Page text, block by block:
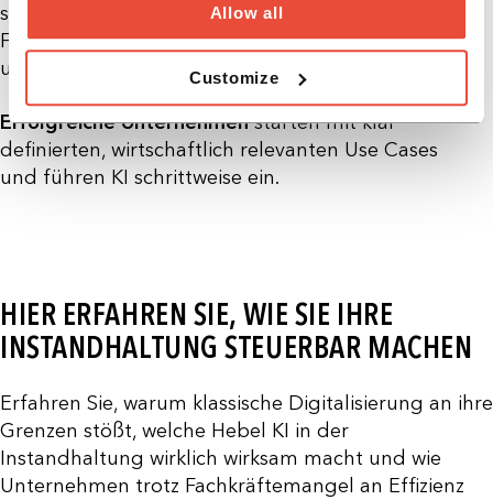
Allow all
Customize
sondern an: fehlenden Zielbildern, zu starkem Tool-
Fokus, unklaren Verantwortlichkeiten und
unrealistischen Erwartungen.
Erfolgreiche Unternehmenstarten mit klar
definierten, wirtschaftlich relevanten Use Cases
und führen KI schrittweise ein.
HIER ERFAHREN SIE, WIE SIE IHRE
INSTANDHALTUNG STEUERBAR MACHEN
Erfahren Sie, warum klassische Digitalisierung an ihre
Grenzen stößt, welche Hebel KI in der
Instandhaltung wirklich wirksam macht und wie
Unternehmen trotz Fachkräftemangel an Effizienz